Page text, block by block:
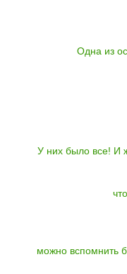
Одна из
У них было все! И
можно вспомнить